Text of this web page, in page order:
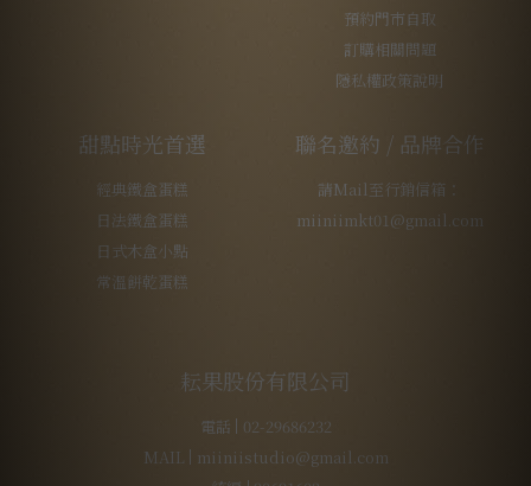
預約門市自取
訂購相關問題
隱私權政策說明
甜點時光首選
經典鐵盒蛋糕
日法鐵盒蛋糕
日式木盒小點
常溫餅乾蛋糕
聯名邀約 / 品牌合作
請Mail至行銷信箱：
miiniimkt01@gmail.com
耘果股份有限公司
電話
02-29686232
MAIL
miiniistudio@gmail.com